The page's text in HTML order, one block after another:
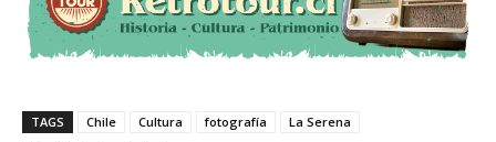
TAGS Chile Cultura fotografía
La Serena